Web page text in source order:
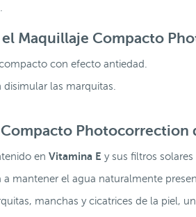
Maquillaje Compacto
con efecto antiedad.
las marquitas.
Photocorrection
en Vitamina E y sus filtros
mantener el agua naturalmente
manchas y cicatrices de la piel,